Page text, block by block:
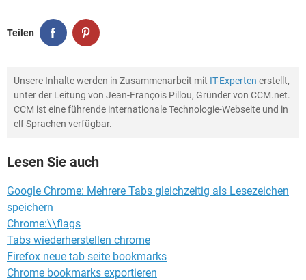
Teilen
Unsere Inhalte werden in Zusammenarbeit mit IT-Experten erstellt,
unter der Leitung von Jean-François Pillou, Gründer von CCM.net.
CCM ist eine führende internationale Technologie-Webseite und in
elf Sprachen verfügbar.
Lesen Sie auch
Google Chrome: Mehrere Tabs gleichzeitig als Lesezeichen
speichern
Chrome:\\flags
Tabs wiederherstellen chrome
Firefox neue tab seite bookmarks
Chrome bookmarks exportieren